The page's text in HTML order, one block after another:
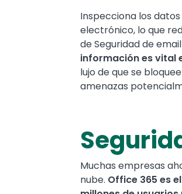
Inspecciona los
electrónico, lo que
de Seguridad de
información es vital
lujo de que se
amenazas
Muchas empresas
nube. Office 365 es